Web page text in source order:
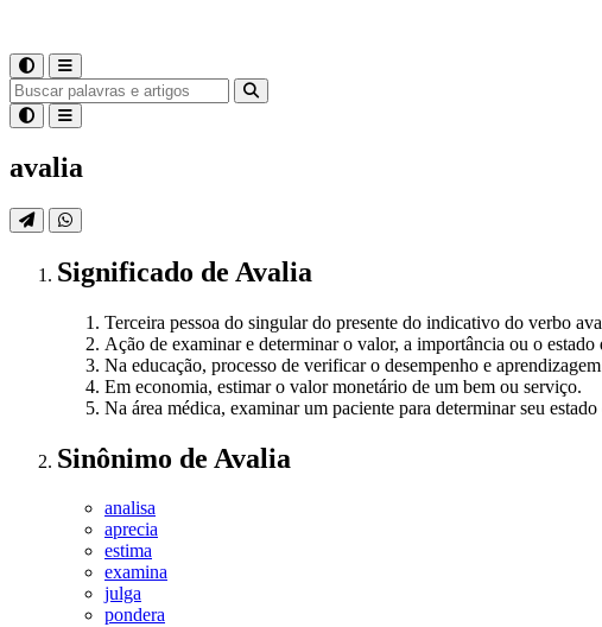
avalia
Significado de Avalia
Terceira pessoa do singular do presente do indicativo do verbo
Ação de examinar e determinar o valor, a importância ou o estado
Na educação, processo de verificar o desempenho e
Em economia, estimar o valor monetário de um bem ou serviço.
Na área médica, examinar um paciente para determinar seu
Sinônimo de Avalia
analisa
aprecia
estima
examina
julga
pondera